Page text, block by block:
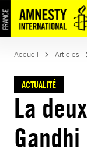
Aller
au
contenu
Accueil Articles
ACTUALITÉ
La
Gandhi